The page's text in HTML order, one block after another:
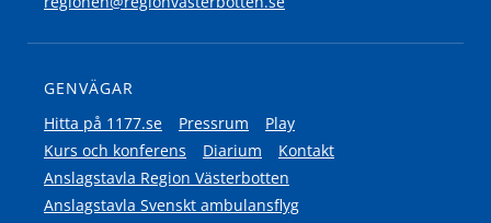
GENVÄGAR
Hitta på 1177.se
Pressrum
Play
Kurs och konferens
Diarium
Kontakt
Anslagstavla Region Västerbotten
Anslagstavla Svenskt ambulansflyg